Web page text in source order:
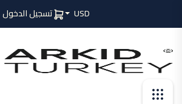
USD تسجيل الدخول